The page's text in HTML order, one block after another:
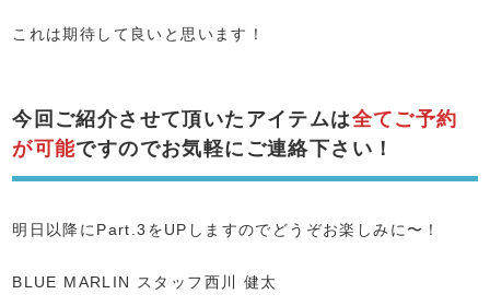
これは期待して良いと思います！
今回ご紹介させて頂いたアイテムは全てご予約
が可能ですのでお気軽にご連絡下さい！
明日以降にPart.3をUPしますのでどうぞお楽しみに〜！
BLUE MARLIN スタッフ西川 健太